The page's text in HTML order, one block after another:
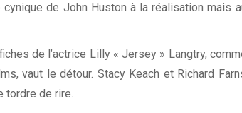
de John Huston à la réalisation mais
de l’actrice Lilly « Jersey » Langtry,
vaut le détour. Stacy Keach et Richard
tordre de rire.